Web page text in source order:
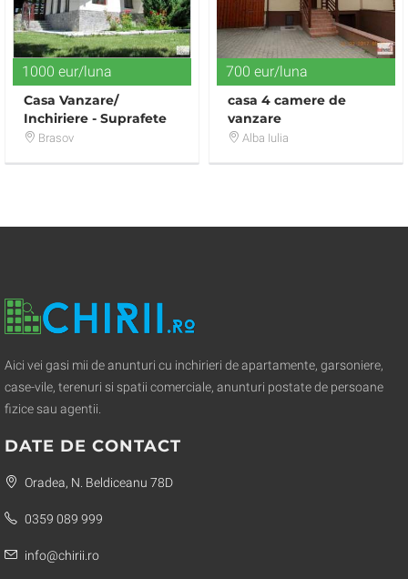
1000 eur/luna
Casa Vanzare/
Inchiriere - Suprafete
Generoase - Imobil
Brasov
700 eur/luna
casa 4 camere de
vanzare
Alba Iulia
Aici vei gasi mii de anunturi cu inchirieri de apartamente, garsoniere,
case-vile, terenuri si spatii comerciale, anunturi postate de persoane
fizice sau agentii.
DATE DE CONTACT
Oradea, N. Beldiceanu 78D
0359 089 999
info@chirii.ro